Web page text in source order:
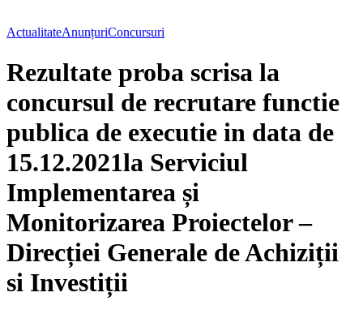
ActualitateAnunțuriConcursuri
Rezultate proba scrisa la
concursul de recrutare functie
publica de executie in data de
15.12.2021la Serviciul
Implementarea și
Monitorizarea Proiectelor –
Direcției Generale de Achiziții
si Investiții